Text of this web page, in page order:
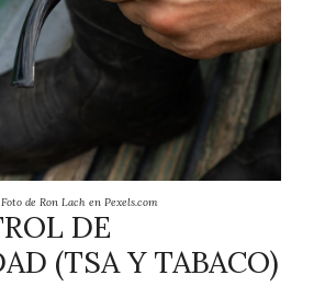
Foto de Ron Lach en Pexels.com
DE
(TSA Y TABACO)